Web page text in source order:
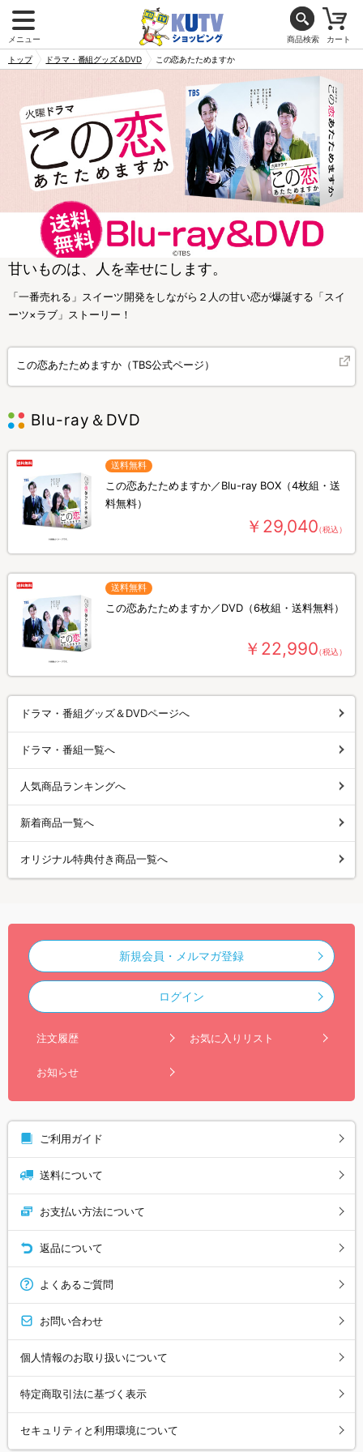
メニュー 商品検索 カート
トップ ドラマ・番組グッズ＆DVD この恋あたためますか
甘いものは、人を幸せにします。
「一番売れる」スイーツ開発をしながら２人の甘い恋が爆誕する「スイ
ーツ×ラブ」ストーリー！
この恋あたためますか（TBS公式ページ）
Blu-ray＆DVD
送料無料
この恋あたためますか／Blu-ray BOX（4枚組・送
料無料）
￥29,040（税込）
送料無料
この恋あたためますか／DVD（6枚組・送料無料）
￥22,990（税込）
ドラマ・番組グッズ＆DVDページへ
ドラマ・番組一覧へ
人気商品ランキングへ
新着商品一覧へ
オリジナル特典付き商品一覧へ
新規会員・メルマガ登録
ログイン
注文履歴 お気に入りリスト
お知らせ
ご利用ガイド
送料について
お支払い方法について
返品について
よくあるご質問
お問い合わせ
個人情報のお取り扱いについて
特定商取引法に基づく表示
セキュリティと利用環境について